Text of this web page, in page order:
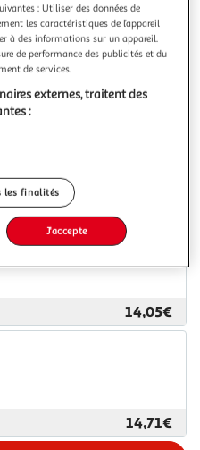
10,20€
14,05€
14,71€
: Utiliser des données de
les caractéristiques de l’appareil
à des informations sur un appareil.
de performance des publicités et du
de services.
externes, traitent des
:
les finalités
J'accepte